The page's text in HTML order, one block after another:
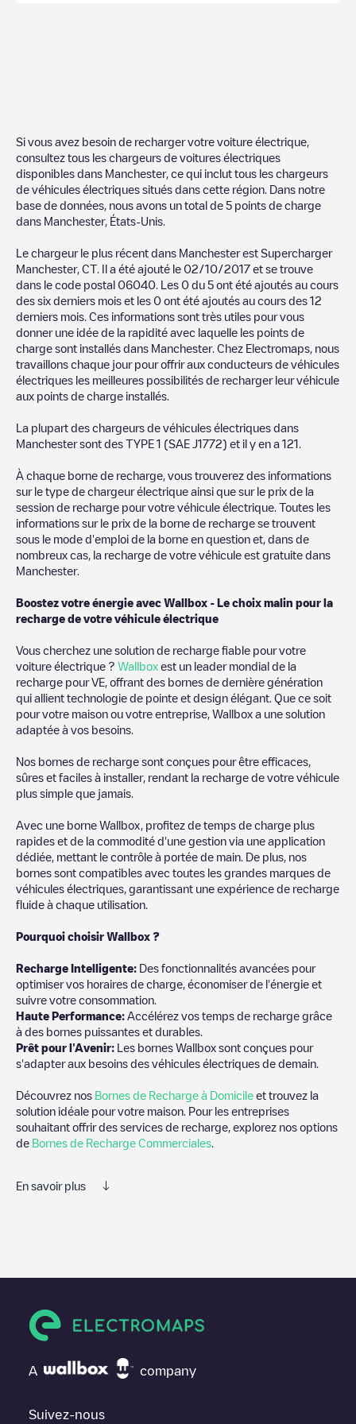
Si vous avez besoin de recharger votre voiture électrique,
consultez tous les chargeurs de voitures électriques
disponibles dans Manchester, ce qui inclut tous les chargeurs
de véhicules électriques situés dans cette région. Dans notre
base de données, nous avons un total de 5 points de charge
dans Manchester, États-Unis
Le chargeur le plus récent dans Manchesterest Supercharger
Manchester, CT . Il a été ajouté le 02/10/2017 et se trouve
dans le code postal 06040 . Les 0 du 5 ont été ajoutés au cours
des six derniers mois et les 0 ont été ajoutés au cours des 12
derniers mois. Ces informations sont très utiles pour vous
donner une idée de la rapidité avec laquelle les points de
charge sont installés dans Manchester. Chez Electromaps, nous
travaillons chaque jour pour offrir aux conducteurs de véhicules
électriques les meilleures possibilités de recharger leur véhicule
aux points de charge installés.
La plupart des chargeurs de véhicules électriques dans
Manchestersont des TYPE 1 (SAE J1772) et il y en a 121
À chaque borne de recharge, vous trouverez des informations
sur le type de chargeur électrique ainsi que sur le prix de la
session de recharge pour votre véhicule électrique. Toutes les
informations sur le prix de la borne de recharge se trouvent
sous le mode d'emploi de la borne en question et, dans de
nombreux cas, la recharge de votre véhicule est gratuite dans
Manchester.
Boostez votre énergie avec Wallbox - Le choix malin pour la
recharge de votre véhicule électrique
Vous cherchez une solution de recharge fiable pour votre
voiture électrique ? Wallbox est un leader mondial de la
recharge pour VE, offrant des bornes de dernière génération
qui allient technologie de pointe et design élégant. Que ce soit
pour votre maison ou votre entreprise, Wallbox a une solution
adaptée à vos besoins.
Nos bornes de recharge sont conçues pour être efficaces,
sûres et faciles à installer, rendant la recharge de votre véhicule
plus simple que jamais.
Avec une borne Wallbox, profitez de temps de charge plus
rapides et de la commodité d'une gestion via une application
dédiée, mettant le contrôle à portée de main. De plus, nos
bornes sont compatibles avec toutes les grandes marques de
véhicules électriques, garantissant une expérience de recharge
fluide à chaque utilisation.
Pourquoi choisir Wallbox ?
Recharge Intelligente: Des fonctionnalités avancées pour
optimiser vos horaires de charge, économiser de l'énergie et
suivre votre consommation.
Haute Performance: Accélérez vos temps de recharge grâce
à des bornes puissantes et durables.
Prêt pour l'Avenir: Les bornes Wallbox sont conçues pour
s'adapter aux besoins des véhicules électriques de demain.
Découvrez nos Bornes de Recharge à Domicile et trouvez la
solution idéale pour votre maison. Pour les entreprises
souhaitant offrir des services de recharge, explorez nos options
de Bornes de Recharge Commerciales
En savoir plus
charge et fournissent des informations utiles pour créer la
meilleure expérience possible pour les conducteurs de véhicules
Les avis des conducteurs de véhicules électriques sont très
les plus appropriées selon la communauté des conducteurs de
A company
Suivez-nous